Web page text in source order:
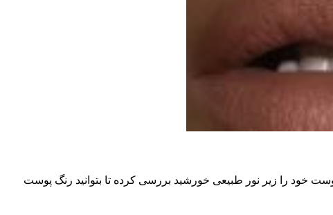
خود را زیر نور طبیعی خورشید بررسی کرده تا بتوانید رنگ پوست